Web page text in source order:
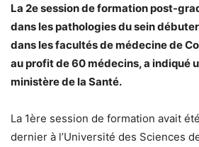
La 2e session de formation post-
dans les pathologies du sein
dans les facultés de médecine de
au profit de 60 médecins, a indiqué
ministère de la Santé.
La 1ère session de formation avait
dernier à l’Université des Sciences